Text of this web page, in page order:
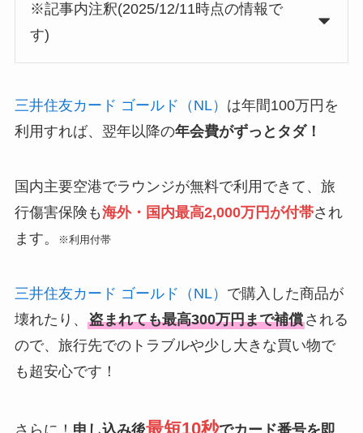
※記事内注釈(2025/12/11時点の情報で
す)
三井住友カード ゴールド（NL） は年間100万円を
利用すれば、翌年以降の年会費がずっとタダ！
国内主要空港でラウンジが無料で利用できて、旅
行傷害保険も海外・国内最高2,000万円が付帯され
ます。
※利用付帯
三井住友カード ゴールド（NL） で購入した商品が
壊れたり、 盗まれても最高300万円まで補償される
ので、旅行先でのトラブルや少し大きな買い物で
も超安心です！
最短10秒